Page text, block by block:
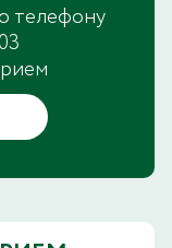
телефону